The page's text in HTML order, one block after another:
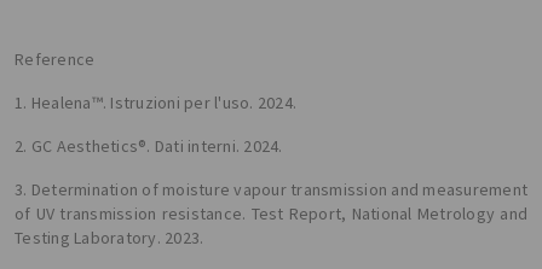
Reference
1. Healena™. Istruzioni per l'uso. 2024.
2. GC Aesthetics®. Dati interni. 2024.
3. Determination of moisture vapour transmission and measurement
of UV transmission resistance. Test Report, National Metrology and
Testing Laboratory. 2023.